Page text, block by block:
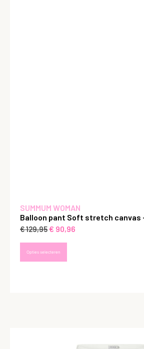
SUMMUM WOMAN
Balloon pant Soft stretch canvas
€129,95€ 90,96
Opties selecteren